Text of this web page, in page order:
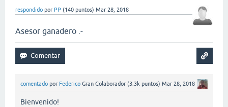
respondido por PP (140 puntos) Mar 28, 2018
Asesor ganadero .-
comentado por Federico Gran Colaborador (3.3k puntos) Mar 28, 2018
Bienvenido!